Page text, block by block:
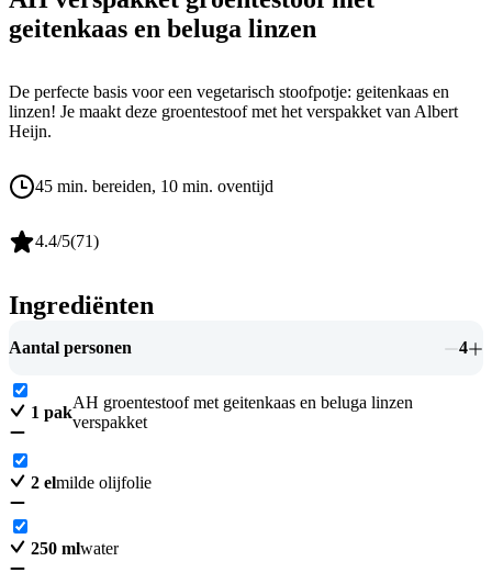
geitenkaas en beluga linzen
De perfecte basis voor een vegetarisch stoofpotje: geitenkaas en
linzen! Je maakt deze groentestoof met het verspakket van Albert
Heijn.
45 min. bereiden, 10 min. oventijd
4.4/5(71)
Ingrediënten
Aantal personen 4
1 pak
AH groentestoof met geitenkaas en beluga linzen
verspakket
2 elmilde olijfolie
250 mlwater